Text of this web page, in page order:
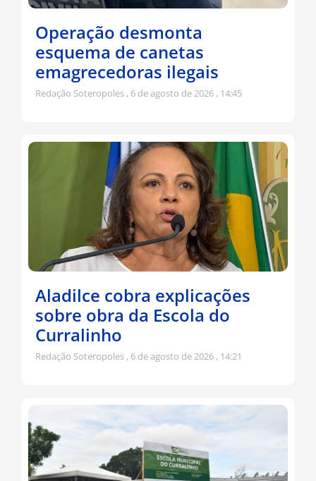
Operação desmonta
esquema de canetas
emagrecedoras ilegais
Redação Soteropoles 6 de agosto de 2026 14:45
Aladilce cobra explicações
sobre obra da Escola do
Curralinho
Redação Soteropoles 6 de agosto de 2026 14:21